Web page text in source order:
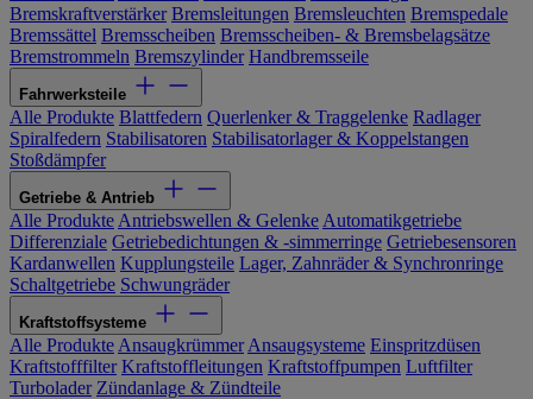
Bremskraftverstärker Bremsleitungen Bremsleuchten Bremspedale
Bremssättel Bremsscheiben Bremsscheiben- & Bremsbelagsätze
Bremstrommeln Bremszylinder Handbremsseile
Fahrwerksteile
Alle Produkte Blattfedern Querlenker & Traggelenke Radlager
Spiralfedern Stabilisatoren Stabilisatorlager & Koppelstangen
Stoßdämpfer
Getriebe & Antrieb
Alle Produkte Antriebswellen & Gelenke Automatikgetriebe
Differenziale Getriebedichtungen & -simmerringe Getriebesensoren
Kardanwellen Kupplungsteile Lager, Zahnräder & Synchronringe
Schaltgetriebe Schwungräder
Kraftstoffsysteme
Alle Produkte Ansaugkrümmer Ansaugsysteme Einspritzdüsen
Kraftstofffilter Kraftstoffleitungen Kraftstoffpumpen Luftfilter
Turbolader Zündanlage & Zündteile